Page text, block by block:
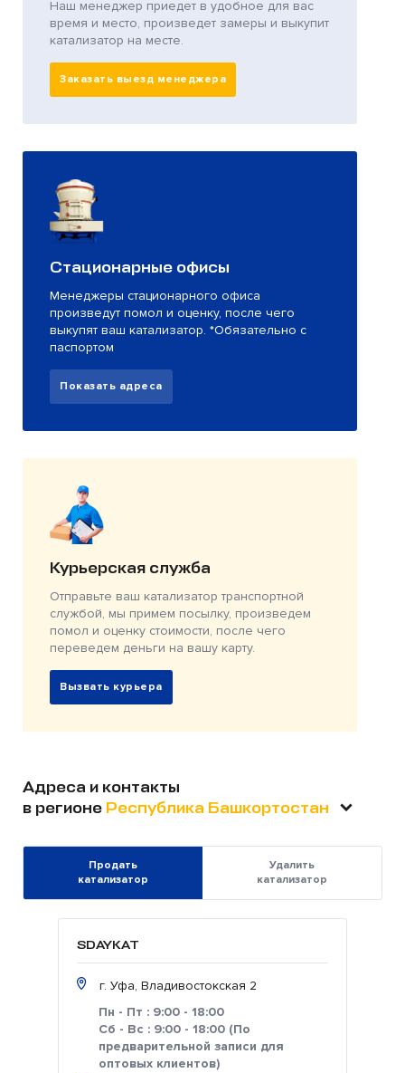
Наш менеджер приедет в удобное для вас
время и место, произведет замеры и выкупит
катализатор на месте.
Заказать выезд менеджера
Стационарные офисы
Менеджеры стационарного офиса
произведут помол и оценку, после чего
выкупят ваш катализатор. *Обязательно с
паспортом
Показать адреса
Курьерская служба
Отправьте ваш катализатор транспортной
службой, мы примем посылку, произведем
помол и оценку стоимости, после чего
переведем деньги на вашу карту.
Вызвать курьера
Адреса и контакты
в регионе Республика Башкортостан
Продать
катализатор
Удалить
катализатор
SDAYKAT
г. Уфа, Владивостокская 2
Пн - Пт : 9:00 - 18:00
Сб - Вс : 9:00 - 18:00 (По
предварительной записи для
оптовых клиентов)